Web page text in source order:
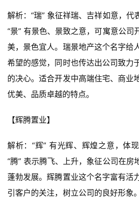
解析：“瑞” 象征祥瑞、吉祥如意，代
“景” 有景色、景致之意，可寓意公司
美，景色宜人。瑞景地产这个名字给
希望的感觉，同时也传达出公司致力
的决心。适合开发中高端住宅、商业
优美、品质卓越的特点。
【辉腾置业】
解析：“辉” 有光辉、辉煌之意，体
“腾” 表示腾飞、上升，象征公司在房
蓬勃发展。辉腾置业这个名字富有活
引客户的关注，树立公司的良好形象